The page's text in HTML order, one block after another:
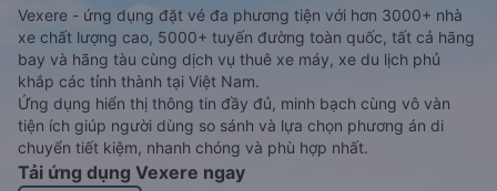
Vexere - ứng dụng đặt vé đa phương tiện với hơn 3000+ nhà
xe chất lượng cao, 5000+ tuyến đường toàn quốc, tất cả hãng
bay và hãng tàu cùng dịch vụ thuê xe máy, xe du lịch phủ
khắp các tỉnh thành tại Việt Nam.
Ứng dụng hiển thị thông tin đầy đủ, minh bạch cùng vô vàn
tiện ích giúp người dùng so sánh và lựa chọn phương án di
chuyển tiết kiệm, nhanh chóng và phù hợp nhất.
Tải ứng dụng Vexere ngay